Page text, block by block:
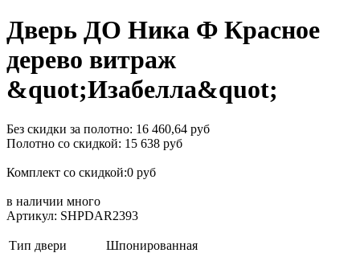
Дверь ДО Ника Ф Красное
дерево витраж
&quot;Изабелла&quot;
Без скидки за полотно: 16 460,64 руб
Полотно со скидкой: 15 638 руб
Комплект со скидкой:0 руб
в наличии много
Артикул: SHPDAR2393
Тип двери Шпонированная